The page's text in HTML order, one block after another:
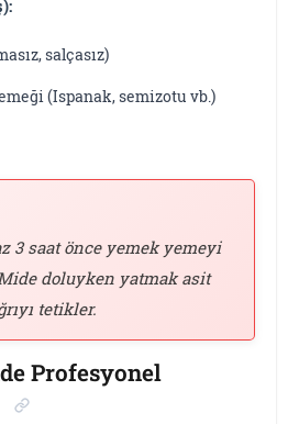
salçasız)
(Ispanak, semizotu vb.)
3 saat önce yemek yemeyi
doluyken yatmak asit
tetikler.
Profesyonel